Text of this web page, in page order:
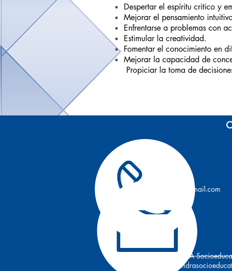
Despertar el espíritu critico y
Mejorar el pensamiento
Enfrentarse a problemas con
Estimular la creatividad.
Fomentar el conocimiento en
Mejorar la capacidad de
Propiciar la toma de
idrasocioeducativo@gmail.com
IDRA